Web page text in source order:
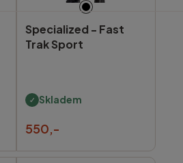
Specialized - Fast
Trak Sport
Skladem
550,-